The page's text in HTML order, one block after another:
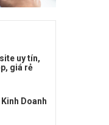
uy tín,
giá rẻ
Doanh